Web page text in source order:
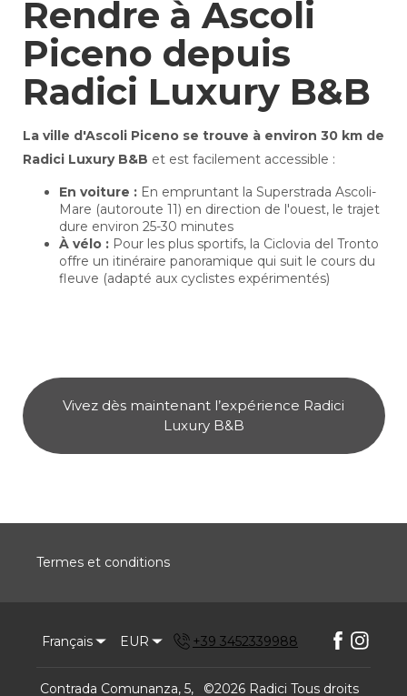
Rendre à Ascoli
Piceno depuis
Radici Luxury B&B
La ville d'Ascoli Piceno se trouve à environ 30 km de
Radici Luxury B&B et est facilement accessible :
En voiture :En empruntant la Superstrada Ascoli-
Mare (autoroute 11) en direction de l'ouest, le trajet
dure environ 25-30 minutes
À vélo :Pour les plus sportifs, la Ciclovia del Tronto
offre un itinéraire panoramique qui suit le cours du
fleuve (adapté aux cyclistes expérimentés)
Vivez dès maintenant l’expérience Radici
Luxury B&B
Termes et conditions
Français EUR +39 3452339988
Contrada Comunanza, 5, ©2026 Radici Tous droits